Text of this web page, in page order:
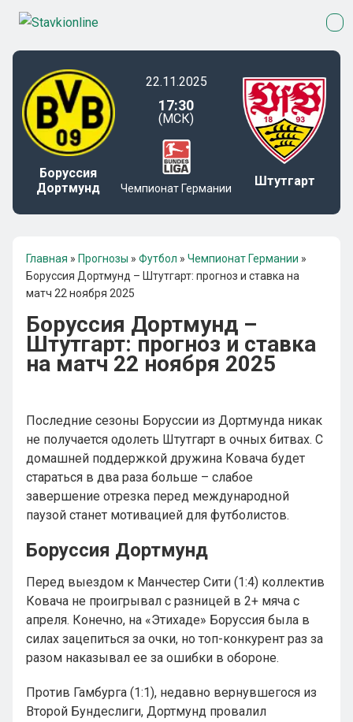
Боруссия
Дортмунд
22.11.2025
17:30
(МСК)
Чемпионат Германии Штутгарт
Главная » Прогнозы » Футбол » Чемпионат Германии »
Боруссия Дортмунд – Штутгарт: прогноз и ставка на
матч 22 ноября 2025
Боруссия Дортмунд –
Штутгарт: прогноз и ставка
на матч 22 ноября 2025
Последние сезоны Боруссии из Дортмунда никак
не получается одолеть Штутгарт в очных битвах. С
домашней поддержкой дружина Ковача будет
стараться в два раза больше – слабое
завершение отрезка перед международной
паузой станет мотивацией для футболистов.
Боруссия Дортмунд
Перед выездом к Манчестер Сити (1:4) коллектив
Ковача не проигрывал с разницей в 2+ мяча с
апреля. Конечно, на «Этихаде» Боруссия была в
силах зацепиться за очки, но топ-конкурент раз за
разом наказывал ее за ошибки в обороне.
Против Гамбурга (1:1), недавно вернувшегося из
Второй Бундеслиги, Дортмунд провалил